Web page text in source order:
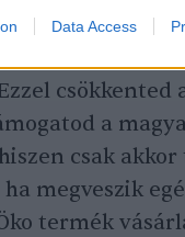
Data AccessHa van
csökkented
a
csak
megveszik
termék